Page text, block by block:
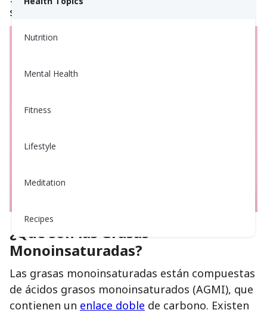
Nutrition
Mental Health
Fitness
Lifestyle
Meditation
Recipes
salud.
¿Qué son las Grasas
Monoinsaturadas?
Las grasas monoinsaturadas están compuestas
de ácidos grasos monoinsaturados (AGMI), que
contienen un enlace doble de carbono. Existen